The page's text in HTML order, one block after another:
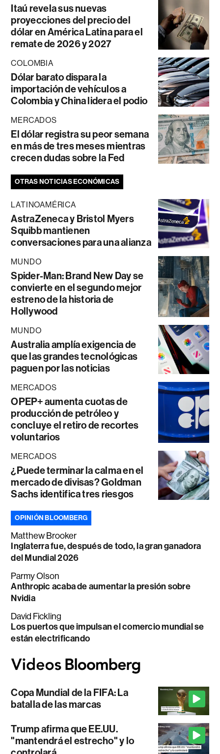
Itaú revela sus nuevas
proyecciones del precio del
dólar en América Latina para el
remate de 2026 y 2027
COLOMBIA
Dólar barato dispara la
importación de vehículos a
Colombia y China lidera el podio
MERCADOS
El dólar registra su peor semana
en más de tres meses mientras
crecen dudas sobre la Fed
OTRAS NOTICIAS ECONÓMICAS
LATINOAMÉRICA
AstraZeneca y Bristol Myers
Squibb mantienen
conversaciones para una alianza
MUNDO
Spider-Man: Brand New Day se
convierte en el segundo mejor
estreno de la historia de
Hollywood
MUNDO
Australia amplía exigencia de
que las grandes tecnológicas
paguen por las noticias
MERCADOS
OPEP+ aumenta cuotas de
producción de petróleo y
concluye el retiro de recortes
voluntarios
MERCADOS
¿Puede terminar la calma en el
mercado de divisas? Goldman
Sachs identifica tres riesgos
OPINIÓN BLOOMBERG
Matthew Brooker
Inglaterra fue, después de todo, la gran ganadora
del Mundial 2026
Parmy Olson
Anthropic acaba de aumentar la presión sobre
Nvidia
David Fickling
Los puertos que impulsan el comercio mundial se
están electrificando
Copa Mundial de la FIFA: La
batalla de las marcas
Trump afirma que EE.UU.
"mantendrá el estrecho" y lo